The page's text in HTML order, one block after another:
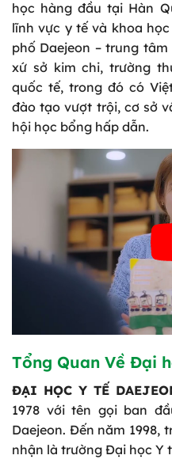
học hàng đầu tại Hàn
lĩnh vực y tế và khoa
phố Daejeon – trung
xứ sở kim chi, trường
quốc tế, trong đó có
đào tạo vượt trội, cơ sở
hội học bổng hấp dẫn.
Tổng Quan Về Đại
ĐẠI HỌC Y TẾ
1978 với tên gọi ban
Daejeon. Đến năm 1998,
nhận là trường Đại học Y